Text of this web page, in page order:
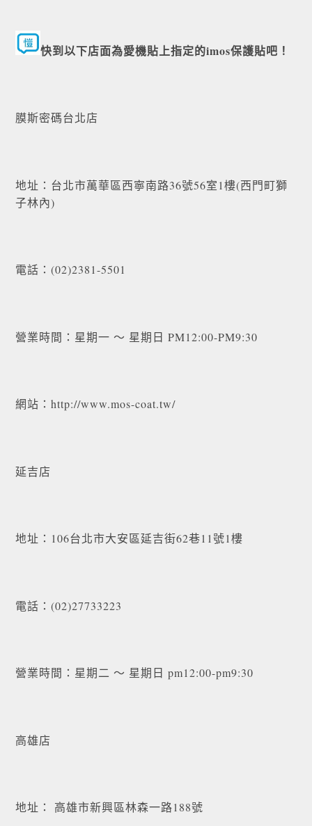
快到以下店面為愛機貼上指定的imos保護貼吧！
膜斯密碼台北店
地址：台北市萬華區西寧南路36號56室1樓(西門町獅
子林內)
電話：(02)2381-5501
營業時間：星期一 ～ 星期日 PM12:00-PM9:30
網站：http://www.mos-coat.tw/
延吉店
地址：106台北市大安區延吉街62巷11號1樓
電話：(02)27733223
營業時間：星期二 ～ 星期日 pm12:00-pm9:30
高雄店
地址： 高雄市新興區林森一路188號